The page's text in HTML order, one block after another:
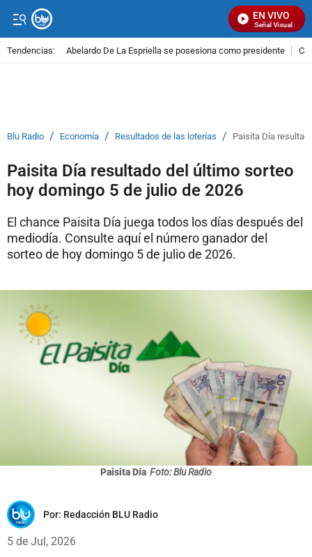
EN VIVO
Señal Visual Radio
Tendencias: Abelardo De La Espriella se posesiona como presidente
Blu Radio / Economía / Resultados de las loterías / Paisita Día
Paisita Día resultado del último sorteo
hoy domingo 5 de julio de 2026
El chance Paisita Día juega todos los días después del
mediodía. Consulte aquí el número ganador del
sorteo de hoy domingo 5 de julio de 2026.
Paisita Día Foto: Blu Radio
Por: Redacción BLU Radio
5 de Jul, 2026